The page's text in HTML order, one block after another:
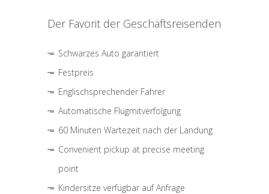
Der Favorit der Geschäftsreisenden
Schwarzes Auto garantiert
Festpreis
Englischsprechender Fahrer
Automatische Flugmitverfolgung
60 Minuten Wartezeit nach der Landung
Convenient pickup at precise meeting
point
Kindersitze verfügbar auf Anfrage